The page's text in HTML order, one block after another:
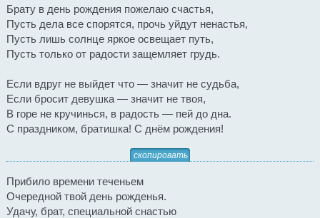
Брату в день рождения пожелаю счастья,
Пусть дела все спорятся, прочь уйдут ненастья,
Пусть лишь солнце яркое освещает путь,
Пусть только от радости защемляет грудь.
Если вдруг не выйдет что — значит не судьба,
Если бросит девушка — значит не твоя,
В горе не кручинься, в радость — пей до дна.
С праздником, братишка! С днём рождения!
скопировать
Прибило времени теченьем
Очередной твой день рожденья.
Удачу, брат, специальной снастью